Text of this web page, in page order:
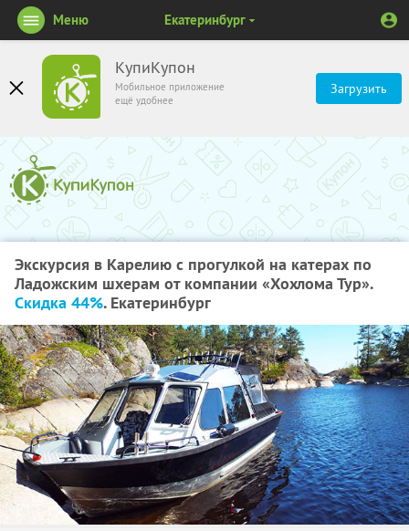
КупиКупон
Мобильное приложение
ещё удобнее
Загрузить
Меню Екатеринбург
Экскурсия в Карелию с прогулкой на катерах по
Ладожским шхерам от компании «Хохлома Тур».
Скидка 44%. Екатеринбург